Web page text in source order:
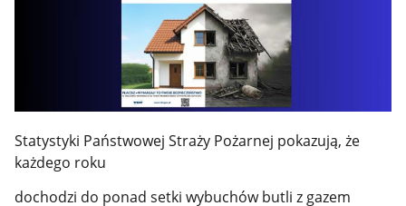
Statystyki Państwowej Straży Pożarnej pokazują, że
każdego roku
dochodzi do ponad setki wybuchów butli z gazem